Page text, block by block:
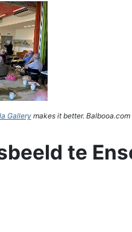
Gallerymakes it better. Balbooa.com
te